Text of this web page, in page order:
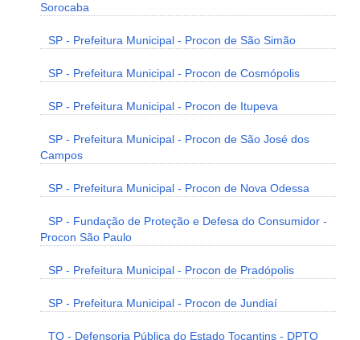
Sorocaba
SP - Prefeitura Municipal - Procon de São Simão
SP - Prefeitura Municipal - Procon de Cosmópolis
SP - Prefeitura Municipal - Procon de Itupeva
SP - Prefeitura Municipal - Procon de São José dos
Campos
SP - Prefeitura Municipal - Procon de Nova Odessa
SP - Fundação de Proteção e Defesa do Consumidor -
Procon São Paulo
SP - Prefeitura Municipal - Procon de Pradópolis
SP - Prefeitura Municipal - Procon de Jundiaí
TO - Defensoria Pública do Estado Tocantins - DPTO